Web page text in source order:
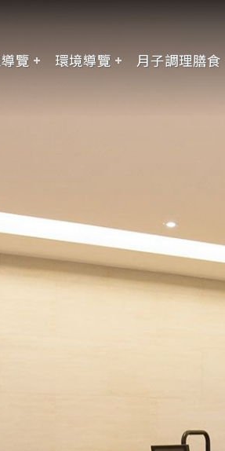
覽 環境導覽 月子調理膳食